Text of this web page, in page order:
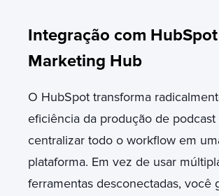
Integração com HubSpot
Marketing Hub
O HubSpot transforma
eficiência da produção de podcast
centralizar todo o workflow em
plataforma. Em vez de usar
ferramentas desconectadas, você